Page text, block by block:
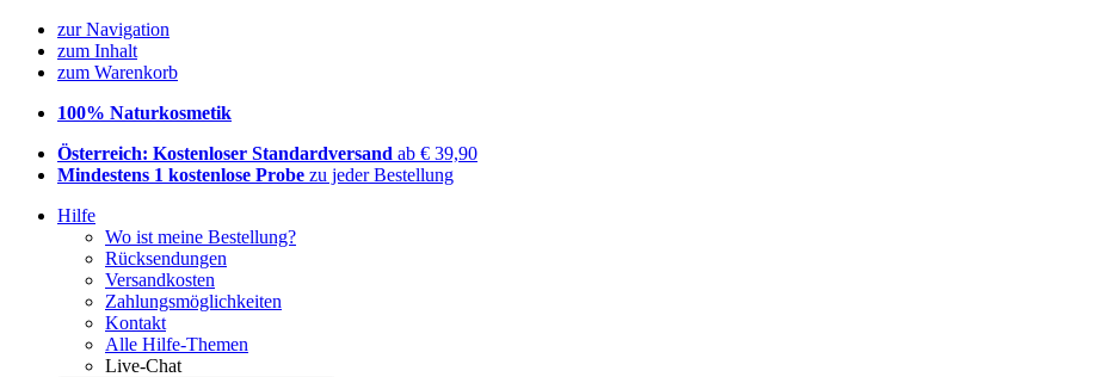
zur Navigation
zum Inhalt
zum Warenkorb
100% Naturkosmetik
Österreich: Kostenloser Standardversand ab € 39,90
Mindestens 1 kostenlose Probe zu jeder Bestellung
Hilfe
Wo ist meine Bestellung?
Rücksendungen
Versandkosten
Zahlungsmöglichkeiten
Kontakt
Alle Hilfe-Themen
Live-Chat